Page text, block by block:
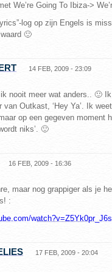
We’re Going To Ibiza->
log op zijn Engels is
🙂
14 FEB, 2009 - 23:09
nooit meer wat anders.. 🙂
van Outkast, ‘Hey Ya’. Ik
op een gegeven moment
niks’. 🙂
16 FEB, 2009 - 16:36
maar nog grappiger als je
:
watch?v=Z5Yk0pr_J6s
17 FEB, 2009 - 20:04